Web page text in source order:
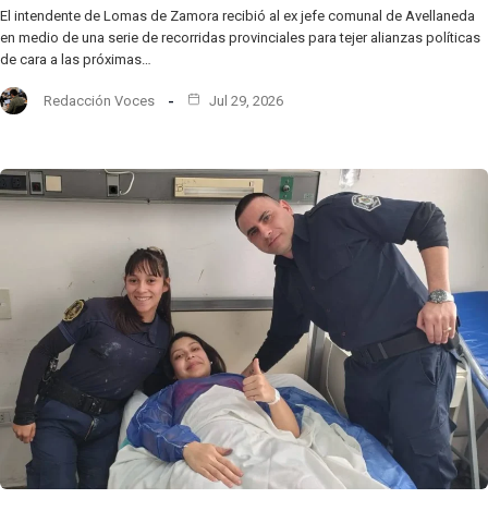
El intendente de Lomas de Zamora recibió al ex jefe comunal de Avellaneda
en medio de una serie de recorridas provinciales para tejer alianzas políticas
de cara a las próximas…
Redacción Voces Jul 29, 2026